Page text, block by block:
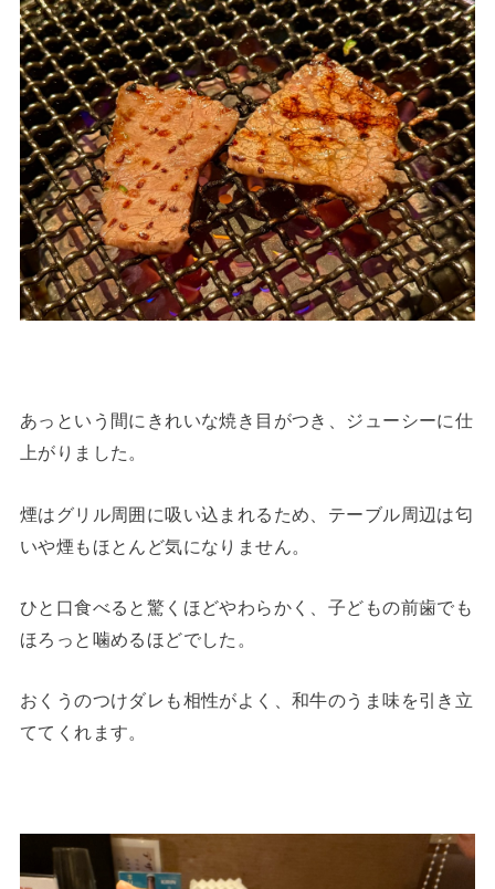
あっという間にきれいな焼き目がつき、ジューシーに仕
上がりました。
煙はグリル周囲に吸い込まれるため、テーブル周辺は匂
いや煙もほとんど気になりません。
ひと口食べると驚くほどやわらかく、子どもの前歯でも
ほろっと噛めるほどでした。
おくうのつけダレも相性がよく、和牛のうま味を引き立
ててくれます。